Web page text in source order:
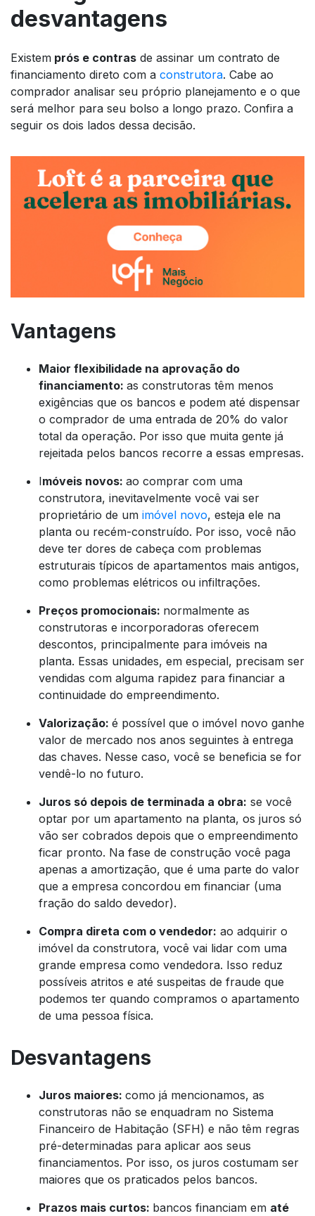
desvantagens
Existem prós e contras de assinar um contrato de
financiamento direto com a construtora. Cabe ao
comprador analisar seu próprio planejamento e o que
será melhor para seu bolso a longo prazo. Confira a
seguir os dois lados dessa decisão.
Vantagens
Maior flexibilidade na aprovação do
financiamento: as construtoras têm menos
exigências que os bancos e podem até dispensar
o comprador de uma entrada de 20% do valor
total da operação. Por isso que muita gente já
rejeitada pelos bancos recorre a essas empresas.
Imóveis novos: ao comprar com uma
construtora, inevitavelmente você vai ser
proprietário de um imóvel novo, esteja ele na
planta ou recém-construído. Por isso, você não
deve ter dores de cabeça com problemas
estruturais típicos de apartamentos mais antigos,
como problemas elétricos ou infiltrações.
Preços promocionais: normalmente as
construtoras e incorporadoras oferecem
descontos, principalmente para imóveis na
planta. Essas unidades, em especial, precisam ser
vendidas com alguma rapidez para financiar a
continuidade do empreendimento.
Valorização: é possível que o imóvel novo ganhe
valor de mercado nos anos seguintes à entrega
das chaves. Nesse caso, você se beneficia se for
vendê-lo no futuro.
Juros só depois de terminada a obra: se você
optar por um apartamento na planta, os juros só
vão ser cobrados depois que o empreendimento
ficar pronto. Na fase de construção você paga
apenas a amortização, que é uma parte do valor
que a empresa concordou em financiar (uma
fração do saldo devedor).
Compra direta com o vendedor: ao adquirir o
imóvel da construtora, você vai lidar com uma
grande empresa como vendedora. Isso reduz
possíveis atritos e até suspeitas de fraude que
podemos ter quando compramos o apartamento
de uma pessoa física.
Desvantagens
Juros maiores: como já mencionamos, as
construtoras não se enquadram no Sistema
Financeiro de Habitação (SFH) e não têm regras
pré-determinadas para aplicar aos seus
financiamentos. Por isso, os juros costumam ser
maiores que os praticados pelos bancos.
Prazos mais curtos: bancos financiam em até